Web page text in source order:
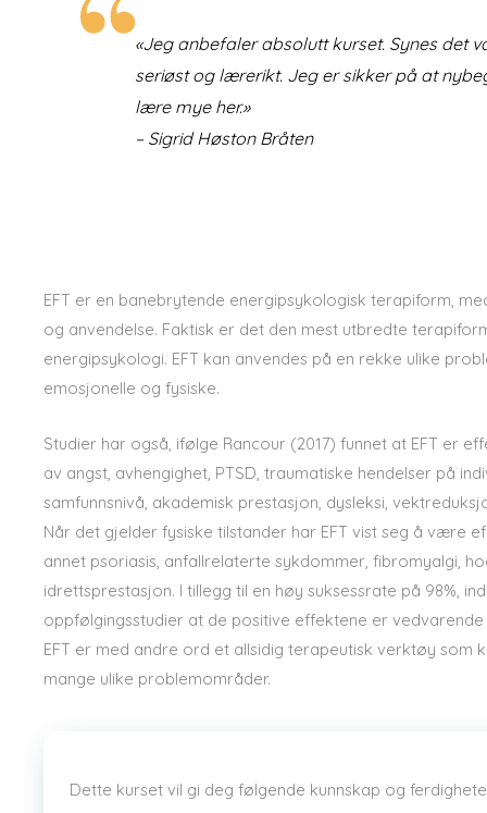
«Jeg anbefaler absolutt kurset. Synes det
seriøst og lærerikt. Jeg er sikker på at
lære mye her.»
– Sigrid Høston Bråten
EFT er en banebrytende energipsykologisk terapiform,
og anvendelse. Faktisk er det den mest utbredte
energipsykologi. EFT kan anvendes på en rekke ulike
emosjonelle og fysiske.
Studier har også, ifølge Rancour (2017) funnet at EFT er
av angst, avhengighet, PTSD, traumatiske hendelser på
samfunnsnivå, akademisk prestasjon, dysleksi,
Når det gjelder fysiske tilstander har EFT vist seg å være
annet psoriasis, anfallrelaterte sykdommer, fibromyalgi,
idrettsprestasjon. I tillegg til en høy suksessrate på 98%,
oppfølgingsstudier at de positive effektene er vedvarende
EFT er med andre ord et allsidig terapeutisk verktøy som
mange ulike problemområder.
Dette kurset vil gi deg følgende kunnskap og